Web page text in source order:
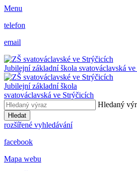
Menu
telefon
email
Jubilejní základní škola svatováclavská
Jubilejní základní škola
svatováclavská ve Strýčicích
Hledaný
Hledat
rozšířené vyhledávání
facebook
Mapa webu